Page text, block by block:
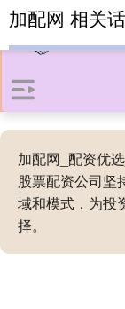
加配网_配资优
股票配资公司坚
域和模式，为投
择。
加配网 相关